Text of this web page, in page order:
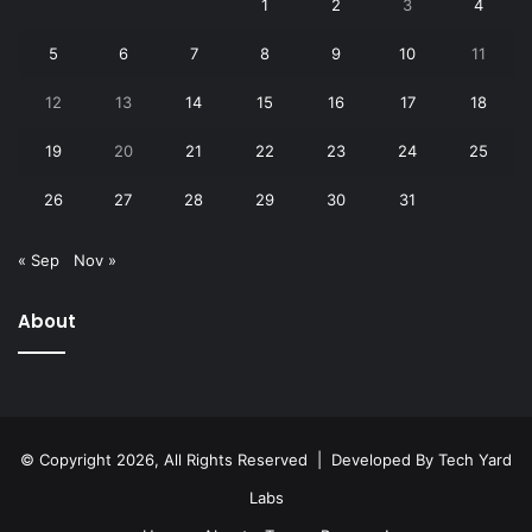
1 2 3 4
5 6 7 8 9 10 11
12 13 14 15 16 17 18
19 20 21 22 23 24 25
26 27 28 29 30 31
« Sep Nov »
About
© Copyright 2026, All Rights Reserved | Developed By Tech Yard
Labs